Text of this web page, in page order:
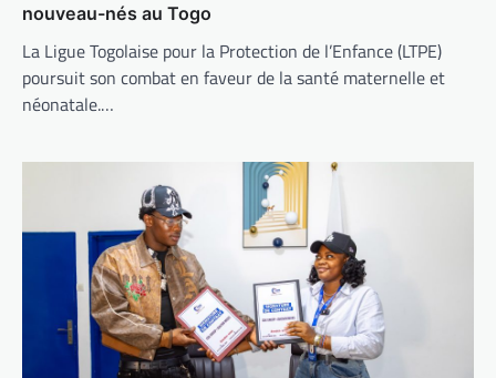
nouveau-nés au Togo
La Ligue Togolaise pour la Protection de l’Enfance (LTPE)
poursuit son combat en faveur de la santé maternelle et
néonatale.…